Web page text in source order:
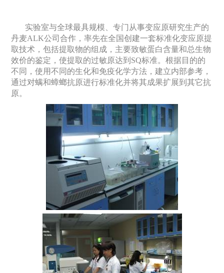
实验室与全球最具规模、专门从事变应原研究生产的
丹麦ALK公司合作，率先在全国创建一套标准化变应原提
取技术，包括提取物的组成，主要致敏蛋白含量和总生物
效价的鉴定，使提取的过敏原达到 SQ标准。根据目的的
不同，使用不同的生化和免疫化学方法，建立内部参考，
通过对螨和蟑螂抗原进行标准化并将其成果扩展到其它抗
原。